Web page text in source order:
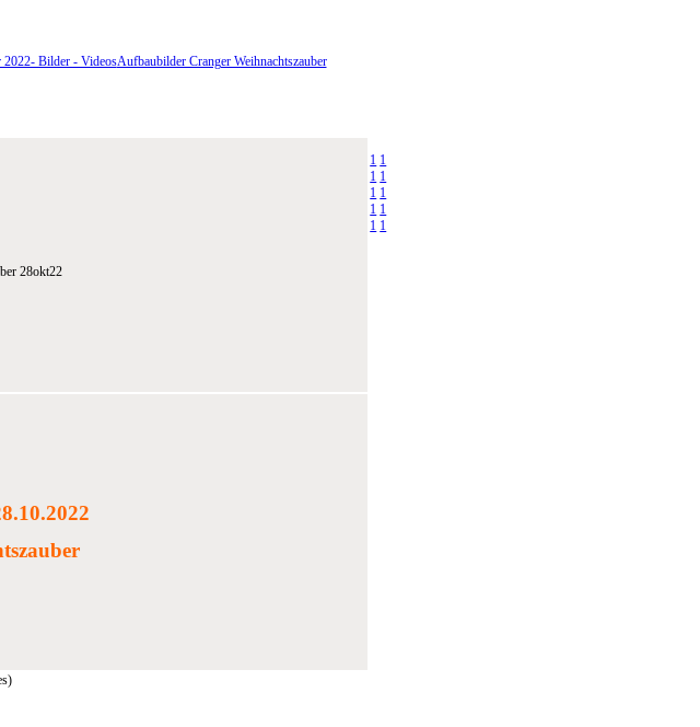
2022- Bilder - VideosAufbaubilder Cranger Weihnachtszauber
1 1
1 1
1 1
1 1
1 1